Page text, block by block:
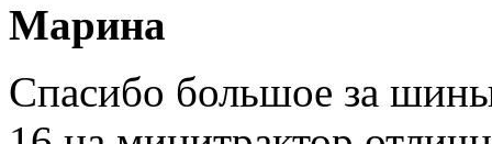
Марина
Спасибо большое за